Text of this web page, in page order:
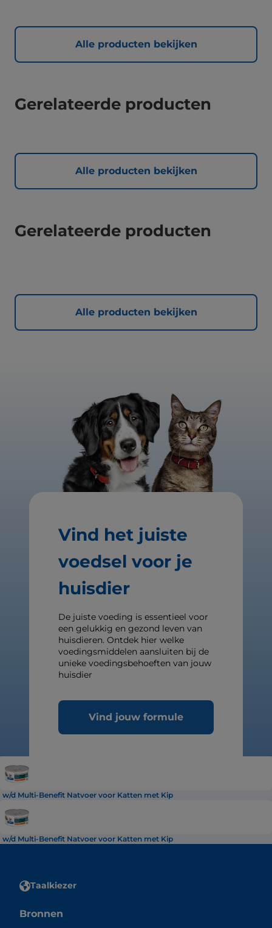
Alle producten bekijken
Gerelateerde producten
Alle producten bekijken
Gerelateerde producten
Alle producten bekijken
Vind het juiste
voedsel voor je
huisdier
De juiste voeding is essentieel voor
een gelukkig en gezond leven van
huisdieren. Ontdek hier welke
voedingsmiddelen aansluiten bij de
unieke voedingsbehoeften van jouw
huisdier
Vind jouw formule
w/d Multi-Benefit Natvoer voor Katten met Kip
w/d Multi-Benefit Natvoer voor Katten met Kip
Taalkiezer
Bronnen